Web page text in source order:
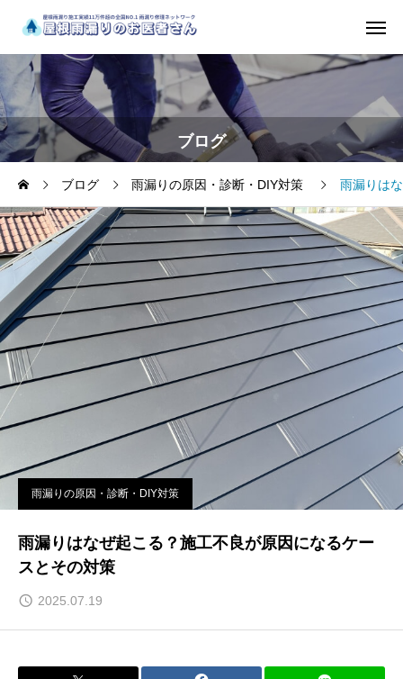
ブログ
ブログ 雨漏りの原因・診断・DIY対策 雨漏りは
雨漏りの原因・診断・DIY対策
雨漏りはなぜ起こる？施工不良が原因になるケー
スとその対策
2025.07.19